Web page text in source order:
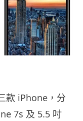
款 iPhone，分
7s 及 5.5 吋